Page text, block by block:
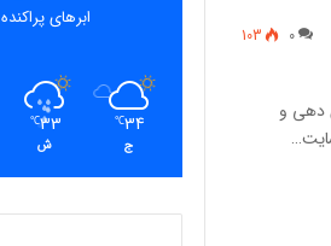
0
103
دهی و
ابرهای پراکنده
34
℃
ج
33
℃
ش